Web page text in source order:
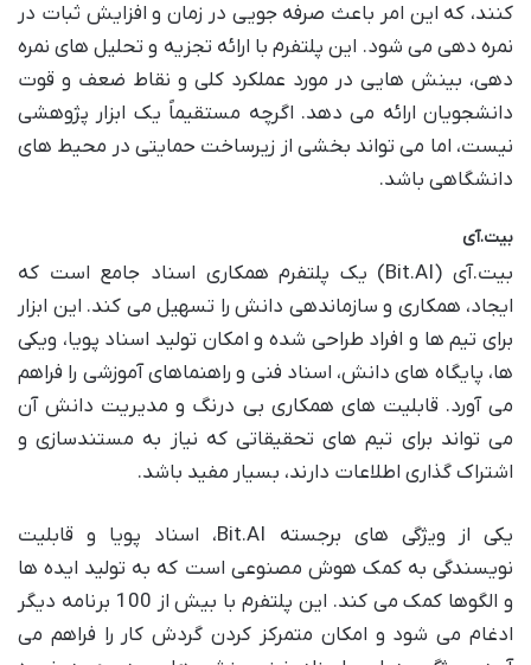
کنند، که این امر باعث صرفه جویی در زمان و افزایش ثبات در
نمره دهی می شود. این پلتفرم با ارائه تجزیه و تحلیل های نمره
دهی، بینش هایی در مورد عملکرد کلی و نقاط ضعف و قوت
دانشجویان ارائه می دهد. اگرچه مستقیماً یک ابزار پژوهشی
نیست، اما می تواند بخشی از زیرساخت حمایتی در محیط های
دانشگاهی باشد.
بیت.آی
بیت.آی (Bit.AI) یک پلتفرم همکاری اسناد جامع است که
ایجاد، همکاری و سازماندهی دانش را تسهیل می کند. این ابزار
برای تیم ها و افراد طراحی شده و امکان تولید اسناد پویا، ویکی
ها، پایگاه های دانش، اسناد فنی و راهنماهای آموزشی را فراهم
می آورد. قابلیت های همکاری بی درنگ و مدیریت دانش آن
می تواند برای تیم های تحقیقاتی که نیاز به مستندسازی و
اشتراک گذاری اطلاعات دارند، بسیار مفید باشد.
یکی از ویژگی های برجسته Bit.AI، اسناد پویا و قابلیت
نویسندگی به کمک هوش مصنوعی است که به تولید ایده ها
و الگوها کمک می کند. این پلتفرم با بیش از 100 برنامه دیگر
ادغام می شود و امکان متمرکز کردن گردش کار را فراهم می